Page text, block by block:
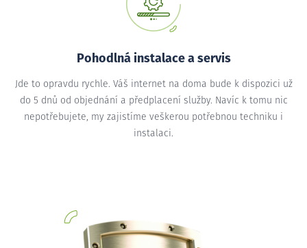
Pohodlná instalace a servis
Jde to opravdu rychle. Váš internet na doma bude k dispozici už
do 5 dnů od objednání a předplacení služby. Navíc k tomu nic
nepotřebujete, my zajistíme veškerou potřebnou techniku i
instalaci.